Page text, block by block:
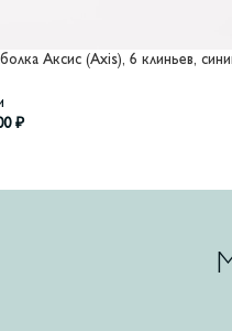
Аксис (Axis), 6 клиньев,
₽